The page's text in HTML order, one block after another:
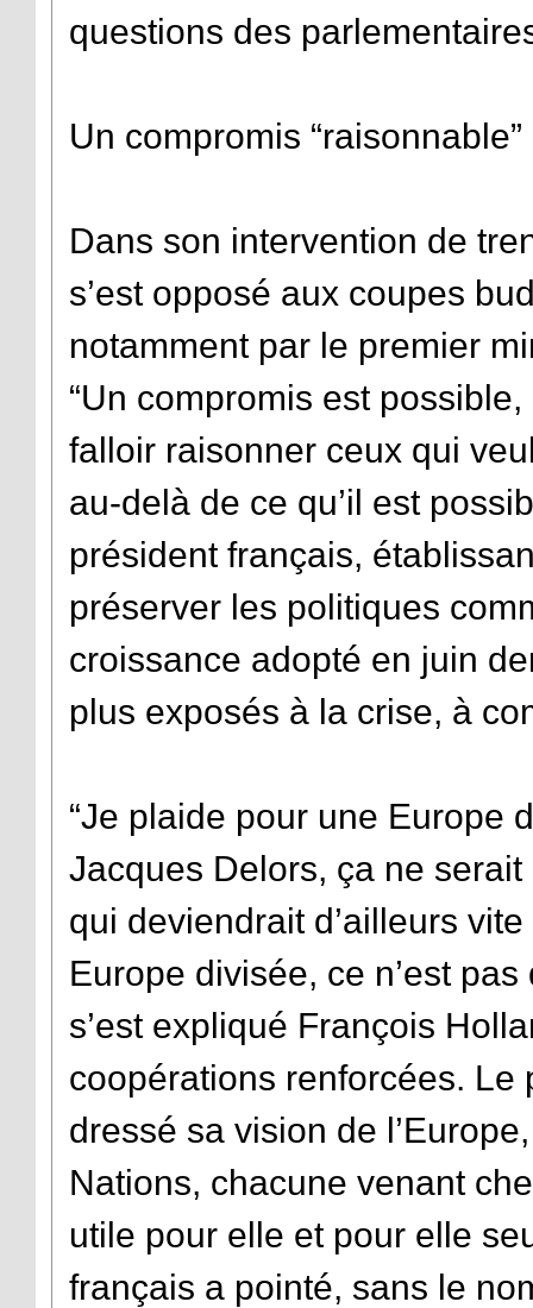
questions des
Un compromis “raisonnable”
Dans son intervention de
s’est opposé aux coupes
notamment par le premier
“Un compromis est
falloir raisonner ceux qui
au-delà de ce qu’il est
président français,
préserver les politiques
croissance adopté en juin
plus exposés à la crise, à
“Je plaide pour une Europe
Jacques Delors, ça ne
qui deviendrait d’ailleurs
Europe divisée, ce n’est
s’est expliqué François
coopérations renforcées.
dressé sa vision de
Nations, chacune venant
utile pour elle et pour elle
français a pointé, sans le